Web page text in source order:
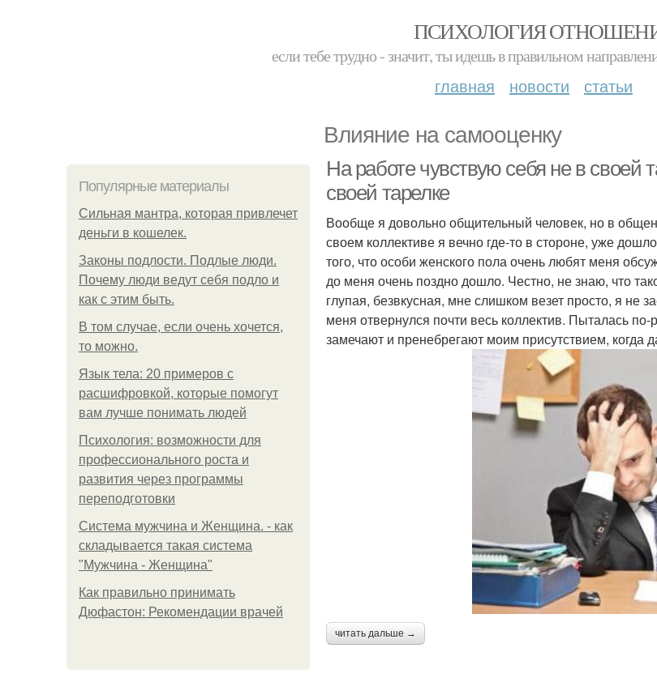
ПСИХОЛОГИЯ
если тебе трудно - значит, ты идешь в правильном
главная новости статьи
Влияние на самооценку
Популярные материалы
Сильная мантра, которая привлечет
деньги в кошелек.
Законы подлости. Подлые люди.
Почему люди ведут себя подло и
как с этим быть.
В том случае, если очень хочется,
то можно.
Язык тела: 20 примеров с
расшифровкой, которые помогут
вам лучше понимать людей
Психология: возможности для
профессионального роста и
развития через программы
переподготовки
Система мужчина и Женщина. - как
складывается такая система
"Мужчина - Женщина"
Как правильно принимать
Дюфастон: Рекомендации врачей
На работе чувствую себя не в своей
своей тарелке
Вообще я довольно общительный человек, но в
своем коллективе я вечно где-то в стороне, уже
того, что особи женского пола очень любят меня
до меня очень поздно дошло. Честно, не знаю, что
глупая, безвкусная, мне слишком везет просто, я не
меня отвернулся почти весь коллектив. Пыталась
замечают и пренебрегают моим присутствием, когда
читать дальше →